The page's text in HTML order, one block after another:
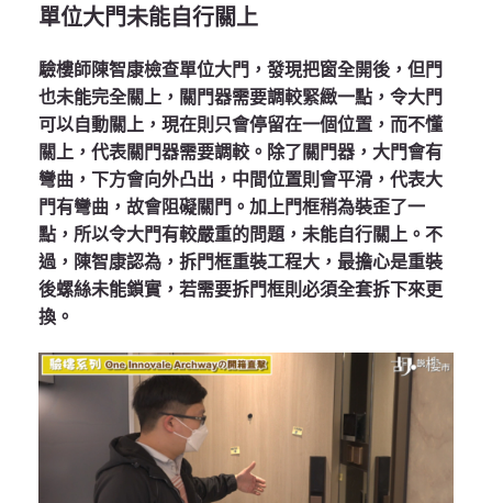
單位大門未能自行關上
驗樓師陳智康檢查單位大門，發現把窗全開後，但門
也未能完全關上，關門器需要調較緊緻一點，令大門
可以自動關上，現在則只會停留在一個位置，而不懂
關上，代表關門器需要調較。除了關門器，大門會有
彎曲，下方會向外凸出，中間位置則會平滑，代表大
門有彎曲，故會阻礙關門。加上門框稍為裝歪了一
點，所以令大門有較嚴重的問題，未能自行關上。不
過，陳智康認為，拆門框重裝工程大，最擔心是重裝
後螺絲未能鎖實，若需要拆門框則必須全套拆下來更
換。